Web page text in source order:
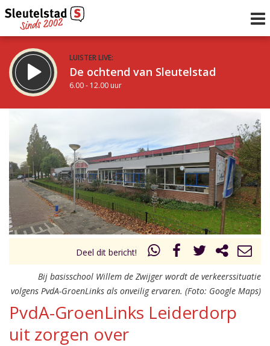
LUISTER LIVE:
De ochtend van Sleutelstad
6.00 - 12.00 uur
De middag van Sleutelstad
12.00 - 18.00 uur
Vorig uur
uur 1 van 0 Volgend uur
Inklappen
Deel dit bericht!
Bij basisschool Willem de Zwijger wordt de verkeerssituatie
volgens PvdA-GroenLinks als onveilig ervaren. (Foto: Google Maps)
PvdA-GroenLinks Leiderdorp
uit zorgen over